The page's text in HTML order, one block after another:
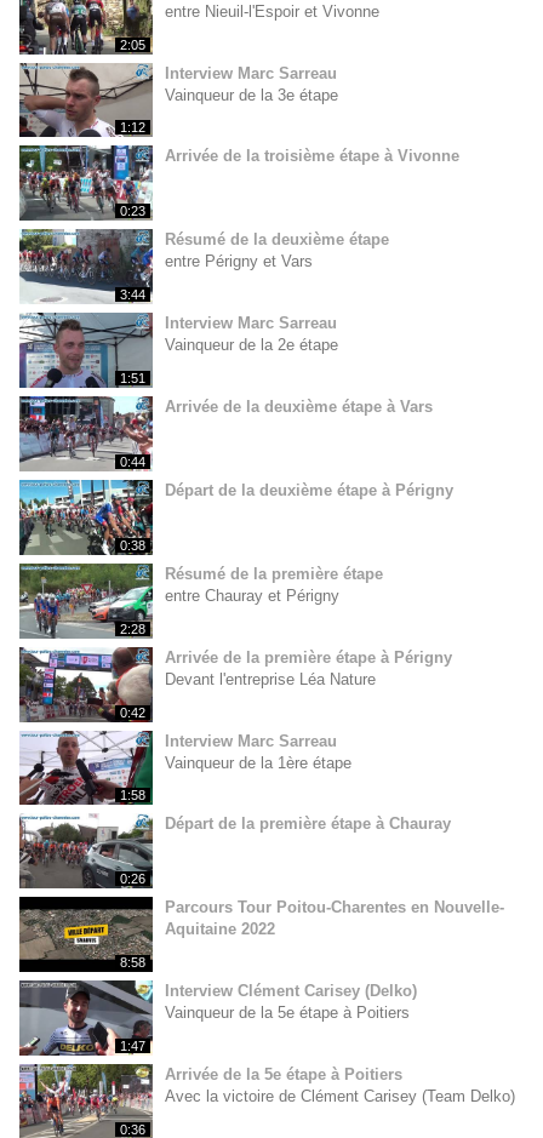
2:05
entre Nieuil-l'Espoir et Vivonne
1:12
Interview Marc Sarreau
Vainqueur de la 3e étape
0:23
Arrivée de la troisième étape à Vivonne
3:44
Résumé de la deuxième étape
entre Périgny et Vars
1:51
Interview Marc Sarreau
Vainqueur de la 2e étape
0:44
Arrivée de la deuxième étape à Vars
0:38
Départ de la deuxième étape à Périgny
2:28
Résumé de la première étape
entre Chauray et Périgny
0:42
Arrivée de la première étape à Périgny
Devant l'entreprise Léa Nature
1:58
Interview Marc Sarreau
Vainqueur de la 1ère étape
0:26
Départ de la première étape à Chauray
8:58
Parcours Tour Poitou-Charentes en Nouvelle-
Aquitaine 2022
1:47
Interview Clément Carisey (Delko)
Vainqueur de la 5e étape à Poitiers
0:36
Arrivée de la 5e étape à Poitiers
Avec la victoire de Clément Carisey (Team Delko)